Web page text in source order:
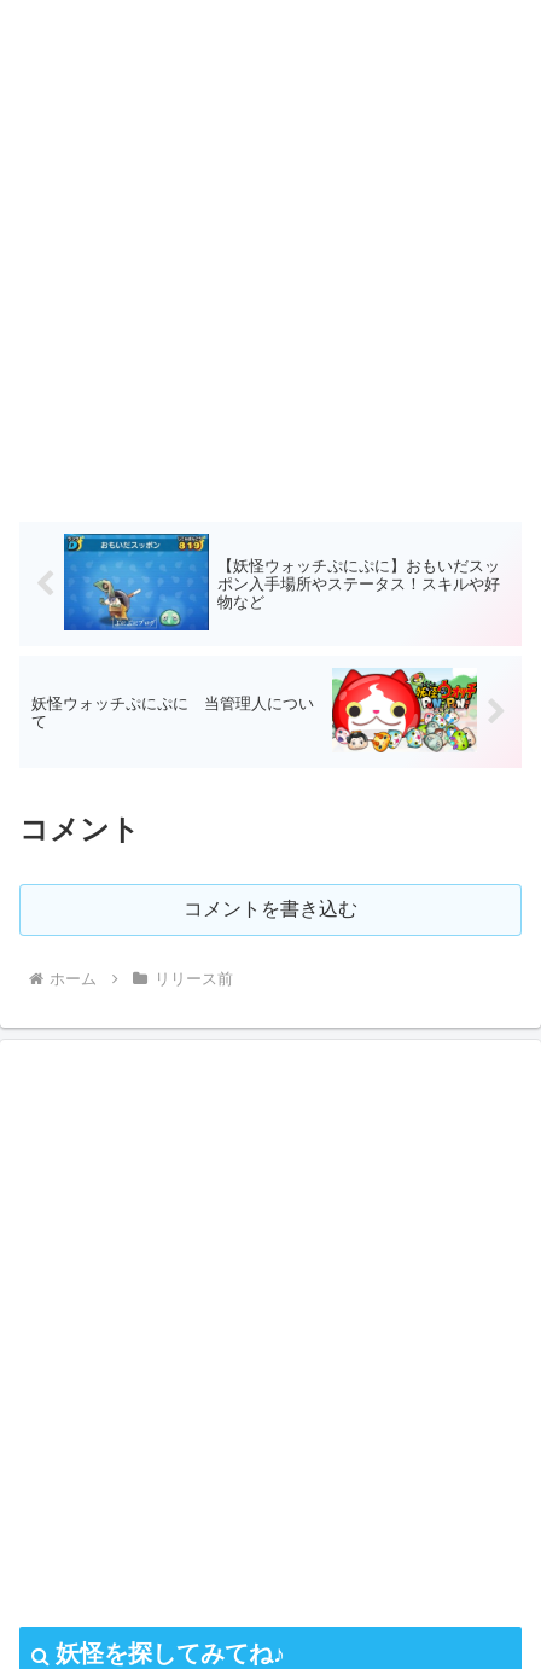
【妖怪ウォッチぷにぷに】おもいだスッ
ポン入手場所やステータス！スキルや好
物など
妖怪ウォッチぷにぷに 当管理人につい
て
コメント
コメントを書き込む
ホーム リリース前
妖怪を探してみてね♪